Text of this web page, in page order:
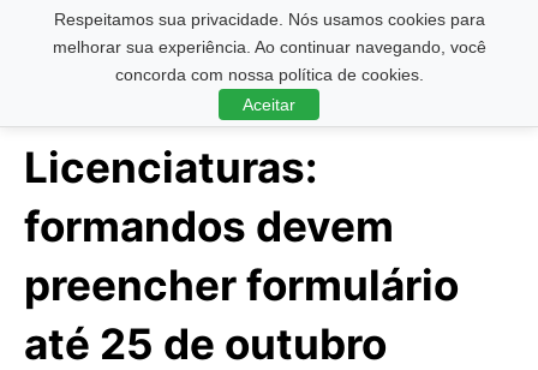
Respeitamos sua privacidade. Nós usamos cookies para
melhorar sua experiência. Ao continuar navegando, você
concorda com nossa política de cookies.
Aceitar
Pesquisar ...
Licenciaturas:
formandos devem
preencher formulário
até 25 de outubro